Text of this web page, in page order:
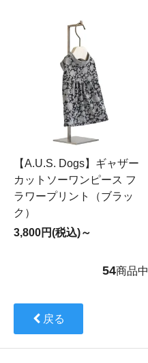
【A.U.S. Dogs】ギャザー
カットソーワンピース フ
ラワープリント（ブラッ
ク）
3,800円(税込)～
54商品中
戻る